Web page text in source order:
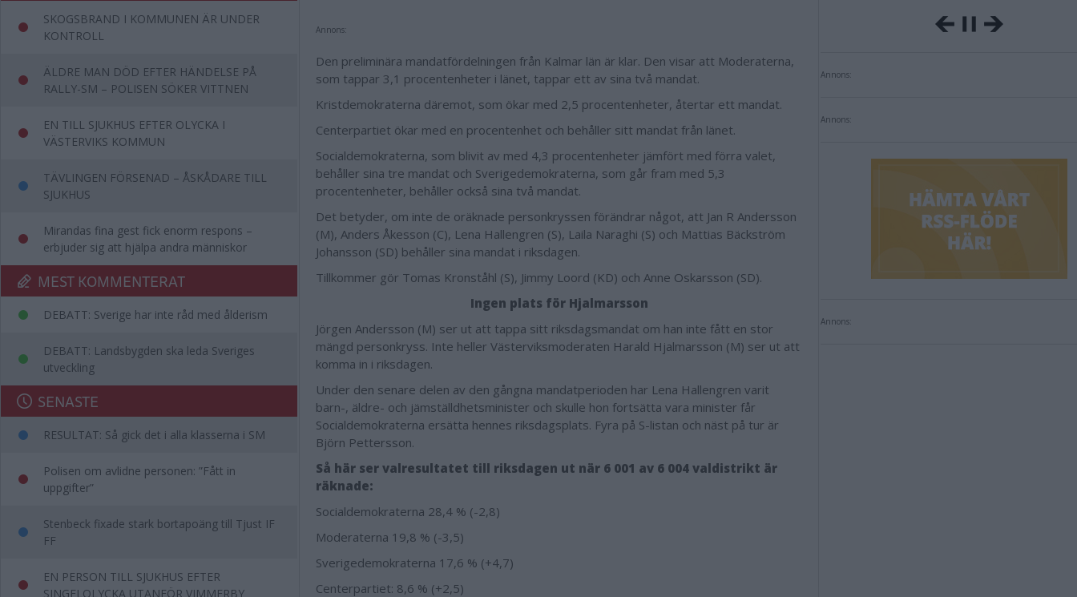
SKOGSBRAND I KOMMUNEN ÄR UNDER
KONTROLL
ÄLDRE MAN DÖD EFTER HÄNDELSE PÅ
RALLY-SM – POLISEN SÖKER VITTNEN
EN TILL SJUKHUS EFTER OLYCKA I
VÄSTERVIKS KOMMUN
TÄVLINGEN FÖRSENAD – ÅSKÅDARE TILL
SJUKHUS
Mirandas fina gest fick enorm respons –
erbjuder sig att hjälpa andra människor
MEST KOMMENTERAT
DEBATT: Sverige har inte råd med ålderism
DEBATT: Landsbygden ska leda Sveriges
utveckling
SENASTE
RESULTAT: Så gick det i alla klasserna i SM
Polisen om avlidne personen: ”Fått in
uppgifter”
Stenbeck fixade stark bortapoäng till Tjust IF
FF
EN PERSON TILL SJUKHUS EFTER
SINGELOLYCKA UTANFÖR VIMMERBY
Annons:
Den preliminära mandatfördelningen från Kalmar län är klar. Den visar att Moderaterna,
som tappar 3,1 procentenheter i länet, tappar ett av sina två mandat.
Kristdemokraterna däremot, som ökar med 2,5 procentenheter, återtar ett mandat.
Centerpartiet ökar med en procentenhet och behåller sitt mandat från länet.
Socialdemokraterna, som blivit av med 4,3 procentenheter jämfört med förra valet,
behåller sina tre mandat och Sverigedemokraterna, som går fram med 5,3
procentenheter, behåller också sina två mandat.
Det betyder, om inte de oräknade personkryssen förändrar något, att Jan R Andersson
(M), Anders Åkesson (C), Lena Hallengren (S), Laila Naraghi (S) och Mattias Bäckström
Johansson (SD) behåller sina mandat i riksdagen.
Tillkommer gör Tomas Kronståhl (S), Jimmy Loord (KD) och Anne Oskarsson (SD).
Ingen plats för Hjalmarsson
Jörgen Andersson (M) ser ut att tappa sitt riksdagsmandat om han inte fått en stor
mängd personkryss. Inte heller Västerviksmoderaten Harald Hjalmarsson (M) ser ut att
komma in i riksdagen.
Under den senare delen av den gångna mandatperioden har Lena Hallengren varit
barn-, äldre- och jämställdhetsminister och skulle hon fortsätta vara minister får
Socialdemokraterna ersätta hennes riksdagsplats. Fyra på S-listan och näst på tur är
Björn Pettersson.
Så här ser valresultatet till riksdagen ut när 6 001 av 6 004 valdistrikt är
räknade:
Socialdemokraterna 28,4 % (-2,8)
Moderaterna 19,8 % (-3,5)
Sverigedemokraterna 17,6 % (+4,7)
Centerpartiet: 8,6 % (+2,5)
Annons:
Annons:
Annons: